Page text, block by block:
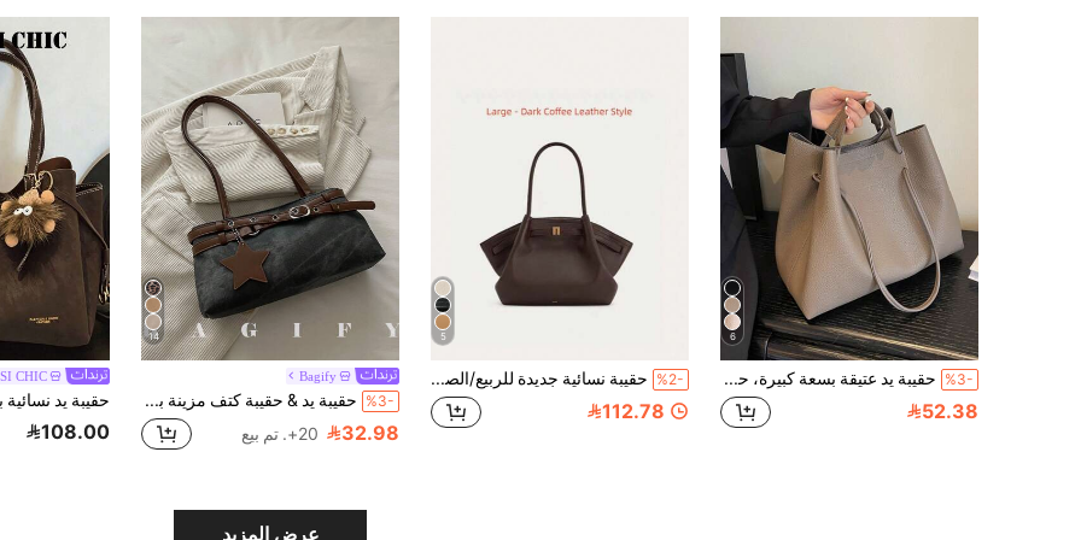
6
%3- حقيبة يد عتيقة بسعة كبيرة، حقيبة كتف متقاطعة، حقيبة قشرية متعددة الاستخدامات للتنقل، حقيبة نسائية كاجوال قابلة للتعديل
52.38
5
%2- حقيبة نسائية جديدة للربيع/الصيف بتصميم صدفة Hana، حقيبة توت بسعة كبيرة، حقيبة كتف للتنقل، حقيبة يد متعددة الاستخدامات، حقيبة دمبلين للتسوق والسفر والشاطئ
112.78
14
Bagify
%3- حقيبة يد & حقيبة كتف مزينة بحزام موضة جديدة، مناسبة للحفلات والتجمعات والخروجات والعطلات والتسوق والاستخدام اليومي، يمكن تخزين العملات المعدنية والهواتف فيها، وأيضاً كحقيبة عمل للموظفين ذوي الياقات البيضاء وطلاب الجامعات وموظفي المكاتب، حقيبة نسائية أنيقة
32.98 20+. تم بيع
CHIC
108.00
عرض المزيد